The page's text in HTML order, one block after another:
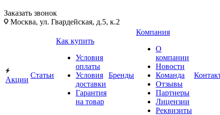
Заказать звонок
Москва, ул. Гвардейская, д.5, к.2
Акции
Статьи
Как купить
Условия
оплаты
Условия
доставки
Гарантия
на товар
Бренды
Компания
О
компании
Новости
Команда
Отзывы
Партнеры
Лицензии
Реквизиты